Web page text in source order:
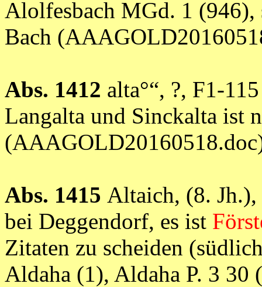
Alolfesbach MGd. 1 (946),
Bach
Abs. 1412 alta°“, ?, F1-
Langalta und Sinckalta ist
Abs. 1415 Altaich, (8.
bei Deggendorf, es ist
Zitaten zu scheiden
Aldaha (1), Aldaha P. 3